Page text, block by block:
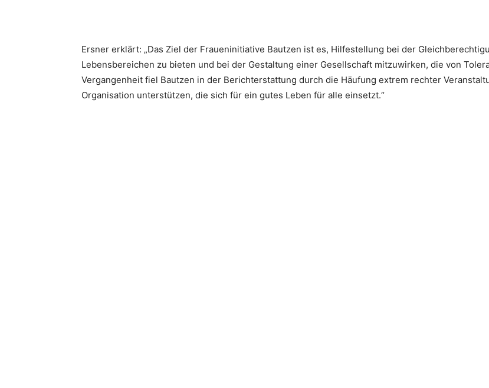
Ersner erklärt: „Das Ziel der Fraueninitiative Bautzen ist es, Hilfestellung bei der
Lebensbereichen zu bieten und bei der Gestaltung einer Gesellschaft mitzuwirken, die von
Vergangenheit fiel Bautzen in der Berichterstattung durch die Häufung extrem rechter
Organisation unterstützen, die sich für ein gutes Leben für alle einsetzt.“